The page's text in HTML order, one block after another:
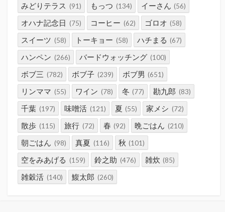
みどりテラス (91) もっつ (134) イーさん (56)
オハナ記念日 (75) コーヒー (62) ゴロオ (58)
スイーツ (58) トーキョー (58) ハチまる (67)
ハンペン (266) バードウォッチング (100)
ボブ三 (782) ボブ子 (239) ボブ男 (651)
リンママ (55) ワイン (78) 冬 (77) 勘九郎 (83)
千葉 (197) 味噌活 (121) 夏 (55) 家メシ (72)
散歩 (115) 旅行 (72) 春 (92) 晩ごはん (210)
朝ごはん (98) 真夏 (116) 秋 (101)
空をみあげる (159) 鈴之助 (476) 雑炊 (85)
雑穀活 (140) 鰒太郎 (260)